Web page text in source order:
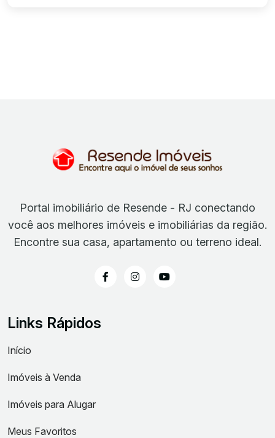
Portal imobiliário de Resende - RJ conectando
você aos melhores imóveis e imobiliárias da região.
Encontre sua casa, apartamento ou terreno ideal.
Links Rápidos
Início
Imóveis à Venda
Imóveis para Alugar
Meus Favoritos